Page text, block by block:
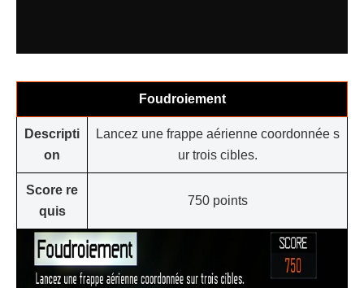
Foudroiement
Descripti
on
Lancez une frappe aérienne coordonnée s
ur trois cibles.
Score re
quis
750 points